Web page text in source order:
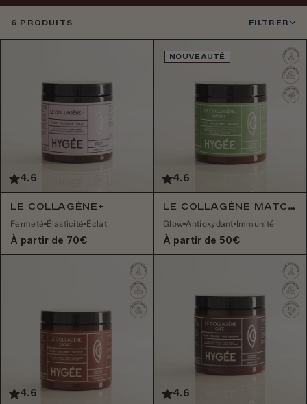
6 PRODUITS FILTRER
4.6
Le Collagène+
Fermeté Élasticité Éclat
À partir de 70€
NOUVEAUTÉ
4.6
Le Collagène Matcha
Glow Antioxydant Immunité
À partir de 50€
4.6 4.6